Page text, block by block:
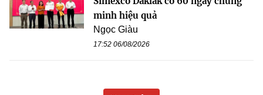
minh hiệu quả
Ngọc Giàu
17:52 06/08/2026